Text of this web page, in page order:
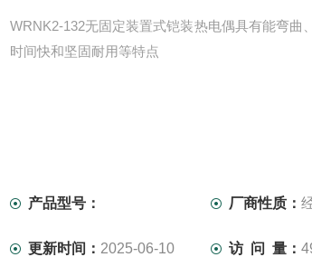
WRNK2-132无固定装置式铠装热电偶具有能弯曲
时间快和坚固耐用等特点
产品型号： 厂商性质：
更新时间： 2025-06-10 访 问 量：